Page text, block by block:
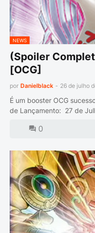
NEWS
(Spoiler
[OCG]
por Danielblack - 26 de julho
É um booster OCG
de Lançamento: 27 de
0